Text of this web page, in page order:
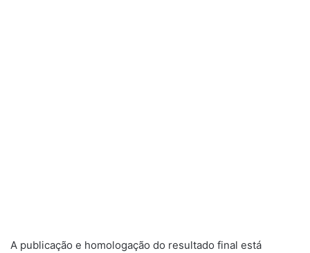
A publicação e homologação do resultado final está